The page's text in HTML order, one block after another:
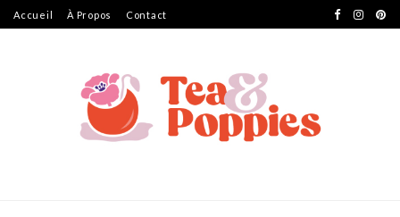
Accueil À Propos Contact